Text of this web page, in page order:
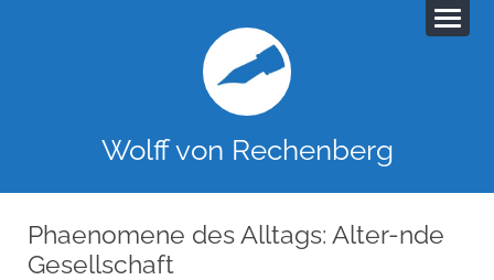
Wolff von Rechenberg
Phaenomene des Alltags: Alter-nde
Gesellschaft